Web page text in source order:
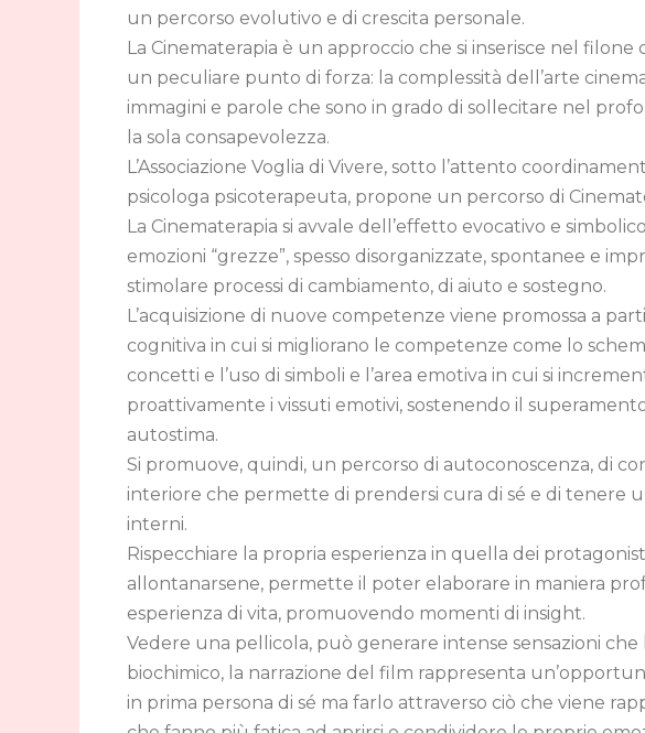
un percorso evolutivo e di crescita personale.
La Cinematerapia è un approccio che si inserisce nel
un peculiare punto di forza: la complessità dell’arte
immagini e parole che sono in grado di sollecitare nel
la sola consapevolezza.
L’Associazione Voglia di Vivere, sotto l’attento
psicologa psicoterapeuta, propone un percorso di
La Cinematerapia si avvale dell’effetto evocativo e
emozioni “grezze”, spesso disorganizzate, spontanee e
stimolare processi di cambiamento, di aiuto e sostegno.
L’acquisizione di nuove competenze viene promossa a
cognitiva in cui si migliorano le competenze come lo
concetti e l’uso di simboli e l’area emotiva in cui si
proattivamente i vissuti emotivi, sostenendo il
autostima.
Si promuove, quindi, un percorso di autoconoscenza, di
interiore che permette di prendersi cura di sé e di tenere
interni.
Rispecchiare la propria esperienza in quella dei
allontanarsene, permette il poter elaborare in maniera
esperienza di vita, promuovendo momenti di insight.
Vedere una pellicola, può generare intense sensazioni
biochimico, la narrazione del film rappresenta
in prima persona di sé ma farlo attraverso ciò che viene